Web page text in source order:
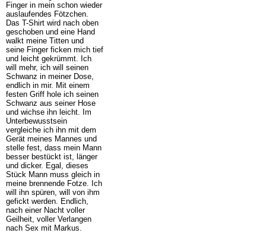
Finger in mein schon wieder
auslaufendes Fötzchen.
Das T-Shirt wird nach oben
geschoben und eine Hand
walkt meine Titten und
seine Finger ficken mich tief
und leicht gekrümmt. Ich
will mehr, ich will seinen
Schwanz in meiner Dose,
endlich in mir. Mit einem
festen Griff hole ich seinen
Schwanz aus seiner Hose
und wichse ihn leicht. Im
Unterbewusstsein
vergleiche ich ihn mit dem
Gerät meines Mannes und
stelle fest, dass mein Mann
besser bestückt ist, länger
und dicker. Egal, dieses
Stück Mann muss gleich in
meine brennende Fotze. Ich
will ihn spüren, will von ihm
gefickt werden. Endlich,
nach einer Nacht voller
Geilheit, voller Verlangen
nach Sex mit Markus.